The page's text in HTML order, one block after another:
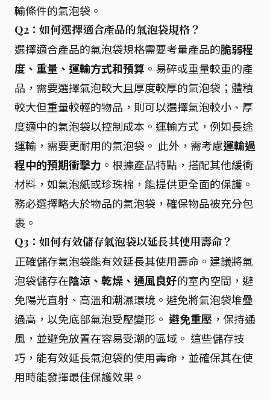
輸條件的氣泡袋。
Q2：如何選擇適合產品的氣泡袋規格？
選擇適合產品的氣泡袋規格需要考量產品的脆弱程
度、重量、運輸方式和預算 。易碎或重量較重的產
品，需要選擇氣泡較大且厚度較厚的氣泡袋；體積
較大但重量較輕的物品，則可以選擇氣泡較小、厚
度適中的氣泡袋以控制成本。運輸方式，例如長途
運輸，需要更耐用的氣泡袋。 此外，需考慮運輸過
程中的預期衝擊力 。根據產品特點，搭配其他緩衝
材料，如氣泡紙或珍珠棉，能提供更全面的保護。
務必選擇略大於物品的氣泡袋，確保物品被充分包
裹。
Q3：如何有效儲存氣泡袋以延長其使用壽命？
正確儲存氣泡袋能有效延長其使用壽命。建議將氣
泡袋儲存在陰涼、乾燥、通風良好的室內空間，避
免陽光直射、高溫和潮濕環境。避免將氣泡袋堆疊
過高，以免底部氣泡受壓變形。 避免重壓 ，保持通
風，並避免放置在容易受潮的區域。 這些儲存技
巧，能有效延長氣泡袋的使用壽命，並確保其在使
用時能發揮最佳保護效果。